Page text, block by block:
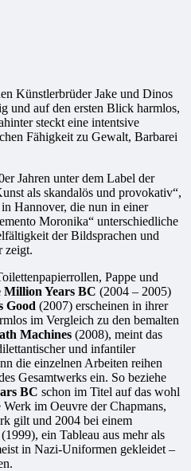
Künstlerbrüder Jake und Dinos
und auf den ersten Blick harmlos,
steckt eine intentsive
Fähigkeit zu Gewalt, Barbarei
Jahren unter dem Label der
als skandalös und provokativ“,
Hannover, die nun in einer
Moronika“ unterschiedliche
der Bildsprachen und
zeigt.
Pappe und
Million Years BC (2004 – 2005)
Good (2007) erscheinen in ihrer
im Vergleich zu den bemalten
Machines (2008), meint das
und infantiler
die einzelnen Arbeiten reihen
Gesamtwerks ein. So beziehe
BC schon im Titel auf das wohl
im Oeuvre der Chapmans,
gilt und 2004 bei einem
(1999), ein Tableau aus mehr als
in Nazi-Uniformen gekleidet –